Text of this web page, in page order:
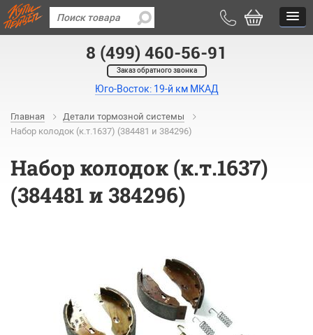
8 (499) 460-56-91
Заказ обратного звонка
Юго-Восток: 19-й км МКАД
Главная
Детали тормозной системы
Набор колодок (к.т.1637) (384481 и 384296)
Набор колодок (к.т.1637)
(384481 и 384296)